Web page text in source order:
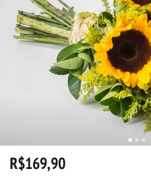
R$169,90